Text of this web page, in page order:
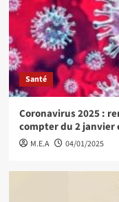
Santé
Coronavirus 2025 :
compter du 2 janvier
M.E.A 04/01/2025